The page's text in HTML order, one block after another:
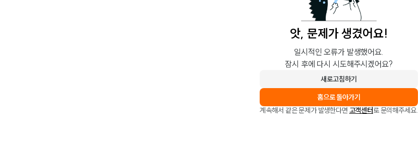
앗, 문제가 생겼어요!
일시적인 오류가 발생했어요.
잠시 후에 다시 시도해주시겠어요?
새로고침하기
홈으로 돌아가기
계속해서 같은 문제가 발생한다면 고객센터로 문의해주세요.